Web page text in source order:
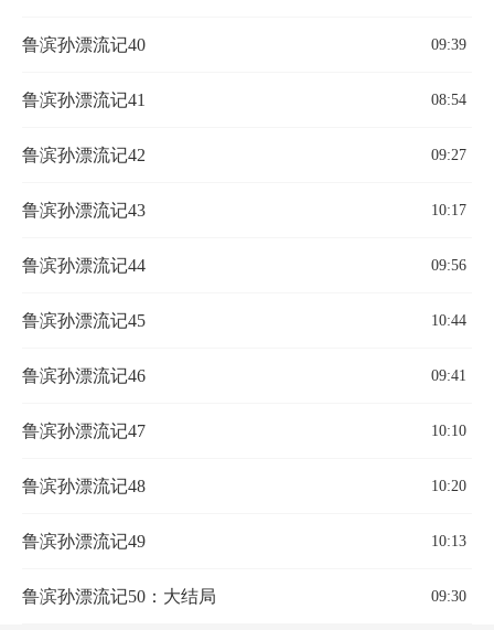
鲁滨孙漂流记40 09:39
鲁滨孙漂流记41 08:54
鲁滨孙漂流记42 09:27
鲁滨孙漂流记43 10:17
鲁滨孙漂流记44 09:56
鲁滨孙漂流记45 10:44
鲁滨孙漂流记46 09:41
鲁滨孙漂流记47 10:10
鲁滨孙漂流记48 10:20
鲁滨孙漂流记49 10:13
鲁滨孙漂流记50：大结局 09:30